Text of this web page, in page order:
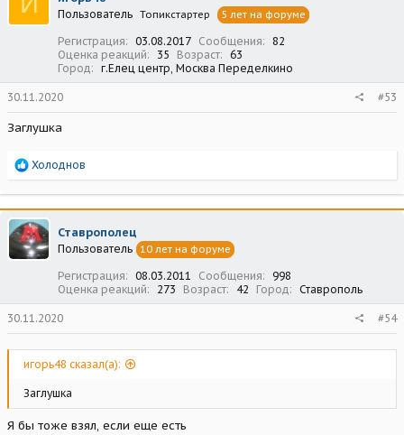
Пользователь Топикстартер 5 лет на форуме
Регистрация 03.08.2017 Сообщения
82
Оценка реакций
35 Возраст
63
Город
г.Елец центр, Москва Переделкино
30.11.2020 #53
Заглушка
Р
а
к
ц
и
и
Холоднов
Ставрополец
Пользователь 10 лет на форуме
Регистрация 08.03.2011 Сообщения
998
Оценка реакций
273 Возраст 42 Город Ставрополь
30.11.2020 #54
игорь48 сказал(а):
Заглушка
Я бы тоже взял, если еще есть